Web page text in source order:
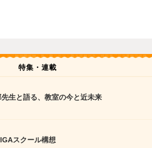
特集・連載
生と語る、教室の今と近未来
スクール構想